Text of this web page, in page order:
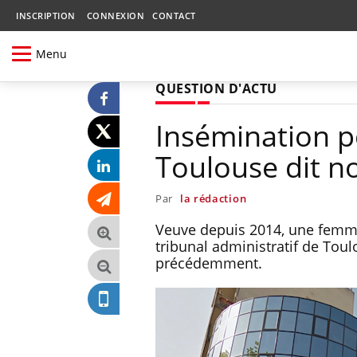
INSCRIPTION CONNEXION CONTACT
Menu
QUESTION D'ACTU
Insémination
Toulouse dit
Par la rédaction
Veuve depuis 2014, une
tribunal administratif de
précédemment.